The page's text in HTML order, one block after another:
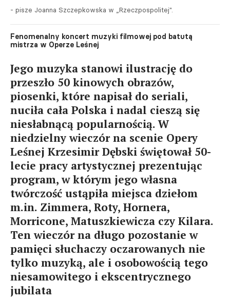
- pisze Joanna Szczepkowska w „Rzeczpospolitej".
Fenomenalny koncert muzyki filmowej pod batutą
mistrza w Operze Leśnej
Jego muzyka stanowi ilustrację do
przeszło 50 kinowych obrazów,
piosenki, które napisał do seriali,
nuciła cała Polska i nadal cieszą się
niesłabnącą popularnością. W
niedzielny wieczór na scenie Opery
Leśnej Krzesimir Dębski świętował 50-
lecie pracy artystycznej prezentując
program, w którym jego własna
twórczość ustąpiła miejsca dziełom
m.in. Zimmera, Roty, Hornera,
Morricone, Matuszkiewicza czy Kilara.
Ten wieczór na długo pozostanie w
pamięci słuchaczy oczarowanych nie
tylko muzyką, ale i osobowością tego
niesamowitego i ekscentrycznego
jubilata